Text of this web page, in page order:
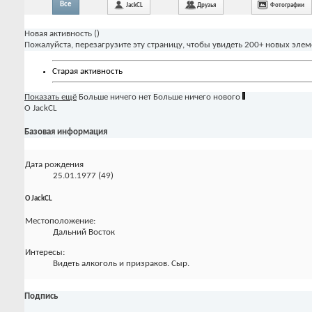
Все JackCL Друзья Фотографии
Новая активность ()
Пожалуйста, перезагрузите эту страницу, чтобы увидеть 200+ новых
Старая активность
Показать ещё Больше ничего нет Больше ничего нового
О JackCL
Базовая информация
Дата рождения
25.01.1977 (49)
О JackCL
Местоположение:
Дальний Восток
Интересы:
Видеть алкоголь и призраков. Сыр.
Подпись